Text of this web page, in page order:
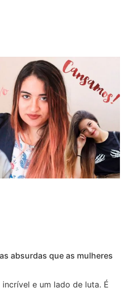
absurdas que as mulheres
e um lado de luta. É